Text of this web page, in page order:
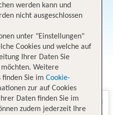
werden kann und
nicht ausgeschlossen
unter "Einstellungen"
Cookies und welche auf
Ihrer Daten Sie
Weitere
finden Sie im Cookie-
zur auf Cookies
Daten finden Sie im
zudem jederzeit Ihre